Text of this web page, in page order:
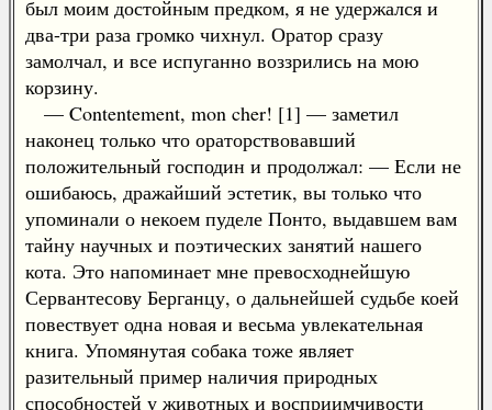
был моим достойным предком, я не удержался и
два-три раза громко чихнул. Оратор сразу
замолчал, и все испуганно воззрились на мою
корзину.
— Contentement, mon cher! [1] — заметил
наконец только что ораторствовавший
положительный господин и продолжал: — Если не
ошибаюсь, дражайший эстетик, вы только что
упоминали о некоем пуделе Понто, выдавшем вам
тайну научных и поэтических занятий нашего
кота. Это напоминает мне превосходнейшую
Сервантесову Берганцу, о дальнейшей судьбе коей
повествует одна новая и весьма увлекательная
книга. Упомянутая собака тоже являет
разительный пример наличия природных
способностей у животных и восприимчивости